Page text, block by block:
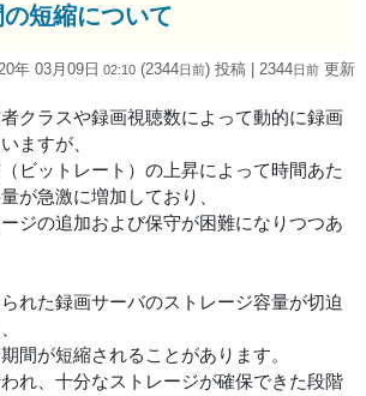
短縮について
年 03月09日 02:10 (2344日前) 投稿 | 2344日前 更新
クラスや録画視聴数によって動的に録画
ますが、
ビットレート）の上昇によって時間あた
が急激に増加しており、
ジの追加および保守が困難になりつつあ
れた録画サーバのストレージ容量が切迫
間が短縮されることがあります。
れ、十分なストレージが確保できた段階